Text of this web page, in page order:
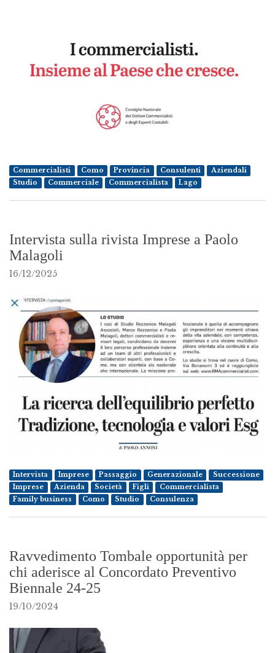
Commercialisti Como Provincia Consulenti
Aziendali
Studio
Commerciale Commercialista Lago
Intervista sulla rivista Imprese a Paolo
Malagoli
16/12/2025
Intervista Imprese Passaggio Generazionale
Successione
Imprese
Azienda Società Figli
Commercialista
Family business
Como Studio Consulenza
Ravvedimento Tombale opportunità per
chi aderisce al Concordato Preventivo
Biennale 24-25
19/10/2024